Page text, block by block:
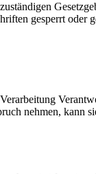
gesperrt oder
nehmen, kann